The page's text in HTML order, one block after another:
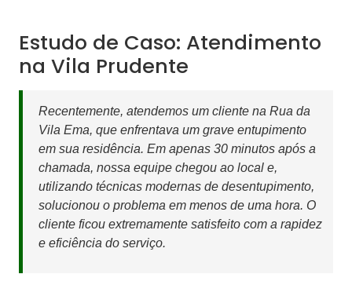
Estudo de Caso: Atendimento
na Vila Prudente
Recentemente, atendemos um cliente na Rua da
Vila Ema, que enfrentava um grave entupimento
em sua residência. Em apenas 30 minutos após a
chamada, nossa equipe chegou ao local e,
utilizando técnicas modernas de desentupimento,
solucionou o problema em menos de uma hora. O
cliente ficou extremamente satisfeito com a rapidez
e eficiência do serviço.